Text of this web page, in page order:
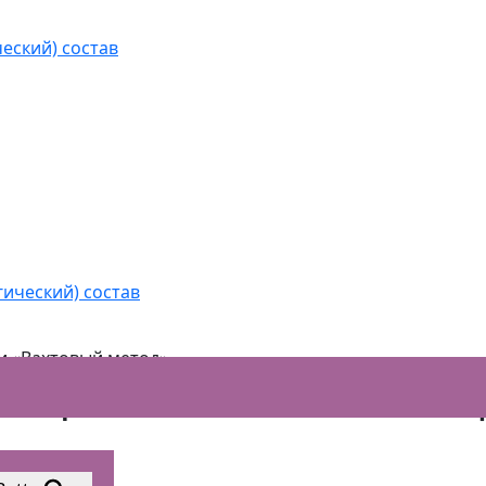
состав
состав
«Вахтовый метод»
метод»
«Вахтовый